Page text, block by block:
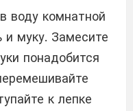
воду комнатной
и муку. Замесите
понадобится
к лепке